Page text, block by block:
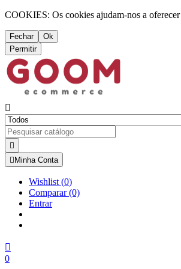
COOKIES: Os cookies ajudam-nos a
Fechar
Ok
Permitir


 Minha Conta
Wishlist (0)
Comparar(0)
Entrar

0